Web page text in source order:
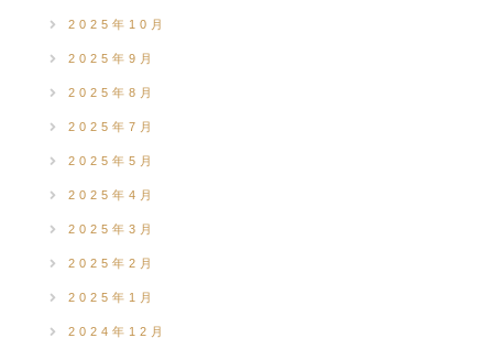
2025年10月
2025年9月
2025年8月
2025年7月
2025年5月
2025年4月
2025年3月
2025年2月
2025年1月
2024年12月